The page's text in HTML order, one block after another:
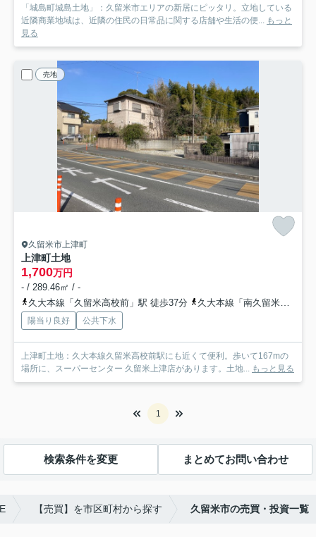
「城島町城島土地」：久留米市エリアの新居にピッタリ。立地している
近隣商業地域は、近隣の住民の日常品に関する店舗や生活の便... もっと
見る
売地
久留米市上津町
上津町土地
1,700万円
- / 289.46㎡ / -
久大本線「久留米高校前」駅 徒歩37分
久大本線「南久留米」駅 徒歩35分
陽当り良好 公共下水
上津町土地：久大本線久留米高校前駅にも近くて便利。歩いて167mの
場所に、スーパーセンター 久留米上津店があります。土地... もっと見る
1
検索条件を変更 まとめてお問い合わせ
【売買】を市区町村から探す 久留米市の売買・投資一覧